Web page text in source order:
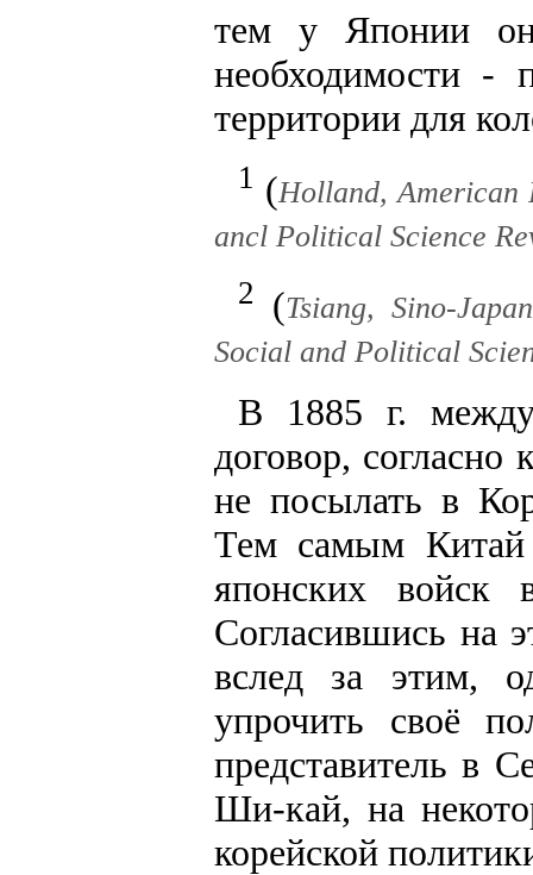
тем у Японии
необходимости -
территории для
1 (Holland, American
ancl Political Science
2 (Tsiang, Sino-
Social and Political
В 1885 г.
договор, согласно
не посылать в
Тем самым Китай
японских войск
Согласившись на
вслед за этим,
упрочить своё
представитель в
Ши-кай, на
корейской